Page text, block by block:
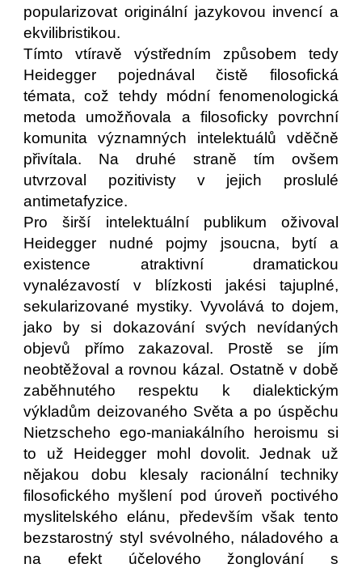
popularizovat originální jazykovou invencí a
ekvilibristikou.
Tímto vtíravě výstředním způsobem tedy
Heidegger pojednával čistě filosofická
témata, což tehdy módní fenomenologická
metoda umožňovala a filosoficky povrchní
komunita významných intelektuálů vděčně
přivítala. Na druhé straně tím ovšem
utvrzoval pozitivisty v jejich proslulé
antimetafyzice.
Pro širší intelektuální publikum oživoval
Heidegger nudné pojmy jsoucna, bytí a
existence atraktivní dramatickou
vynalézavostí v blízkosti jakési tajuplné,
sekularizované mystiky. Vyvolává to dojem,
jako by si dokazování svých nevídaných
objevů přímo zakazoval. Prostě se jím
neobtěžoval a rovnou kázal. Ostatně v době
zaběhnutého respektu k dialektickým
výkladům deizovaného Světa a po úspěchu
Nietzscheho ego-maniakálního heroismu si
to už Heidegger mohl dovolit. Jednak už
nějakou dobu klesaly racionální techniky
filosofického myšlení pod úroveň poctivého
myslitelského elánu, především však tento
bezstarostný styl svévolného, náladového a
na efekt účelového žonglování s